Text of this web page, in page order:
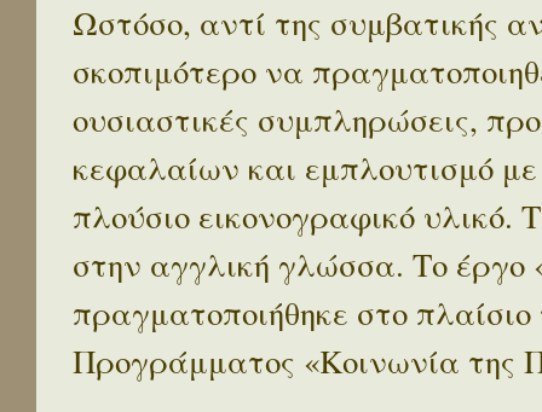
Ωστόσο, αντί της συμβατικής
σκοπιμότερο να
ουσιαστικές συμπληρώσεις,
κεφαλαίων και εμπλουτισμό
πλούσιο εικονογραφικό
στην αγγλική γλώσσα. Το
πραγματοποιήθηκε στο
Προγράμματος «Κοινωνία της